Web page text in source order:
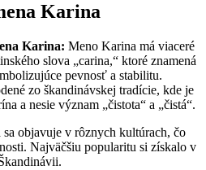
Karina
Karina: Meno Karina má viaceré
slova „carina,“ ktoré znamená
pevnosť a stabilitu.
zo škandinávskej tradície, kde je
a nesie význam „čistota“ a „čistá“.
objavuje v rôznych kultúrach, čo
Najväčšiu popularitu si získalo v